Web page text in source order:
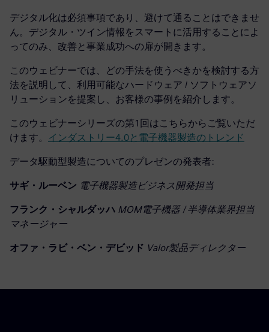
デジタル化は必須事項であり、避けて通ることはできませ
ん。デジタル・ツイン情報をスマートに活用することによ
ってのみ、改善と事業成功への扉が開きます。
このウェビナーでは、どの手法を使うべきかを検討する方
法を説明して、利用可能なハードウェア / ソフトウェアソ
リューションを提案し、お客様の事例を紹介します。
このウェビナーシリーズの第1回はこちらからご覧いただ
けます。
インダストリー4.0と電子機器製造のトレンド
データ駆動型製造についてのプレゼンの発表者:
サギ・ルーベン 電子機器製造ビジネス開発担当
フランク・シャルダッハ MOM電子機器 / 半導体業界担当
マネージャー
オファ・ラビ・ベン・デビッド Valor製品ディレクター